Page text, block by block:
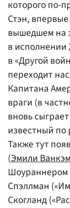
которого по-
Стэн,
вышедшем на
в исполнении
в «Другой
переходит
Капитана
враги (в
вновь сыграет
известный по
Также тут
(Эмили
Шоураннером
Спэллман
Скогланд